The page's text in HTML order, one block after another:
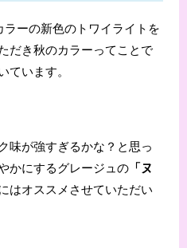
ーの新色のトワイライトを
だき秋のカラーってことで
ています。
味が強すぎるかな？と思っ
かにするグレージュの 「ヌ
はオススメさせていただい